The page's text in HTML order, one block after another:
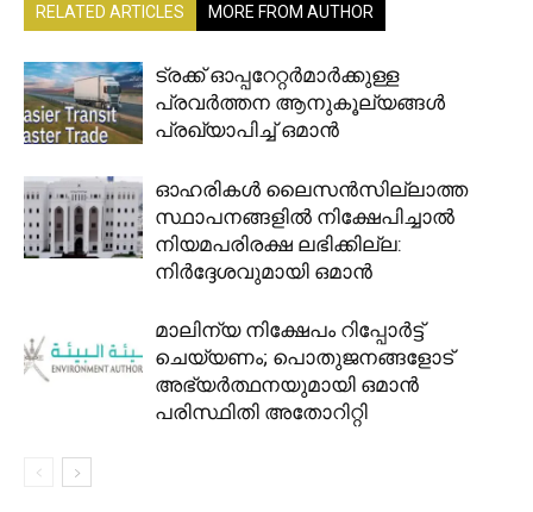
RELATED ARTICLES MORE FROM AUTHOR
ട്രക്ക് ഓപ്പറേറ്റർമാർക്കുള്ള
പ്രവർത്തന ആനുകൂല്യങ്ങൾ
പ്രഖ്യാപിച്ച് ഒമാൻ
ഓഹരികൾ ലൈസൻസില്ലാത്ത
സ്ഥാപനങ്ങളിൽ നിക്ഷേപിച്ചാൽ
നിയമപരിരക്ഷ ലഭിക്കില്ല:
നിർദ്ദേശവുമായി ഒമാൻ
മാലിന്യ നിക്ഷേപം റിപ്പോർട്ട്
ചെയ്യണം; പൊതുജനങ്ങളോട്
അഭ്യർത്ഥനയുമായി ഒമാൻ
പരിസ്ഥിതി അതോറിറ്റി